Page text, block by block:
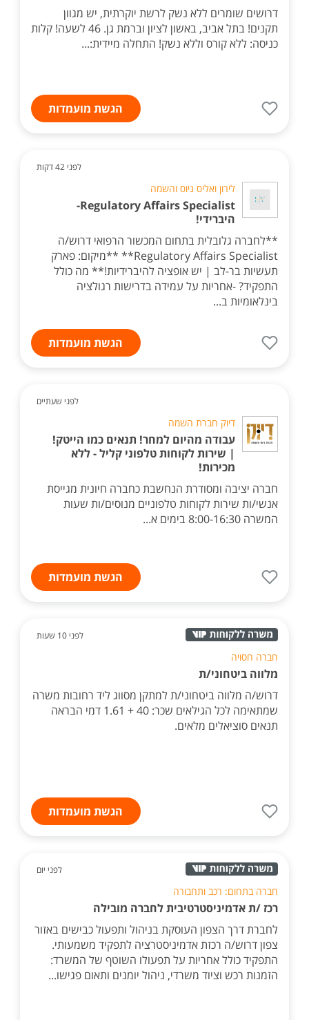
דרושים שומרים ללא נשק לרשת יוקרתית, יש מגוון
תקנים! בתל אביב, באשון לציון וברמת גן. 46 לשעה! קלות
כניסה: ללא קורס וללא נשק! התחלה מיידית:...
הגשת מועמדות
לפני 42 דקות
לירון ואליס גיוס והשמה
Regulatory Affairs Specialist-
היברידי!
**לחברה גלובלית בתחום המכשור הרפואי דרוש/ה
Regulatory Affairs Specialist** **מיקום: פארק
תעשיות בר-לב | יש אופציה להיברידיות!** מה כולל
התפקיד? -אחריות על עמידה בדרישות רגולציה
בינלאומיות ב...
הגשת מועמדות
לפני שעתיים
דיוק חברת השמה
עבודה מהיום למחר! תנאים כמו הייטק!
| שירות לקוחות טלפוני קליל - ללא
מכירות!
חברה יציבה ומסודרת הנחשבת כחברה חיונית מגייסת
אנשי/ות שירות לקוחות טלפוניים מנוסים/ות שעות
המשרה 8:00-16:30 בימים א...
הגשת מועמדות
לפני 10 שעות
חברה חסויה
מלווה ביטחוני/ת
דרוש/ה מלווה ביטחוני/ת למתקן מסווג ליד רחובות משרה
שמתאימה לכל הגילאים שכר: 40 + 1.61 דמי הבראה
תנאים סוציאלים מלאים.
הגשת מועמדות
לפני יום
חברה בתחום: רכב ותחבורה
רכז /ת אדמיניסטרטיבית לחברה מובילה
לחברת דרך הצפון העוסקת בניהול ותפעול כבישים באזור
צפון דרוש/ה רכזת אדמיניסטרציה לתפקיד משמעותי.
התפקיד כולל אחריות על תפעולו השוטף של המשרד:
הזמנות רכש וציוד משרדי, ניהול יומנים ותאום פגישו...